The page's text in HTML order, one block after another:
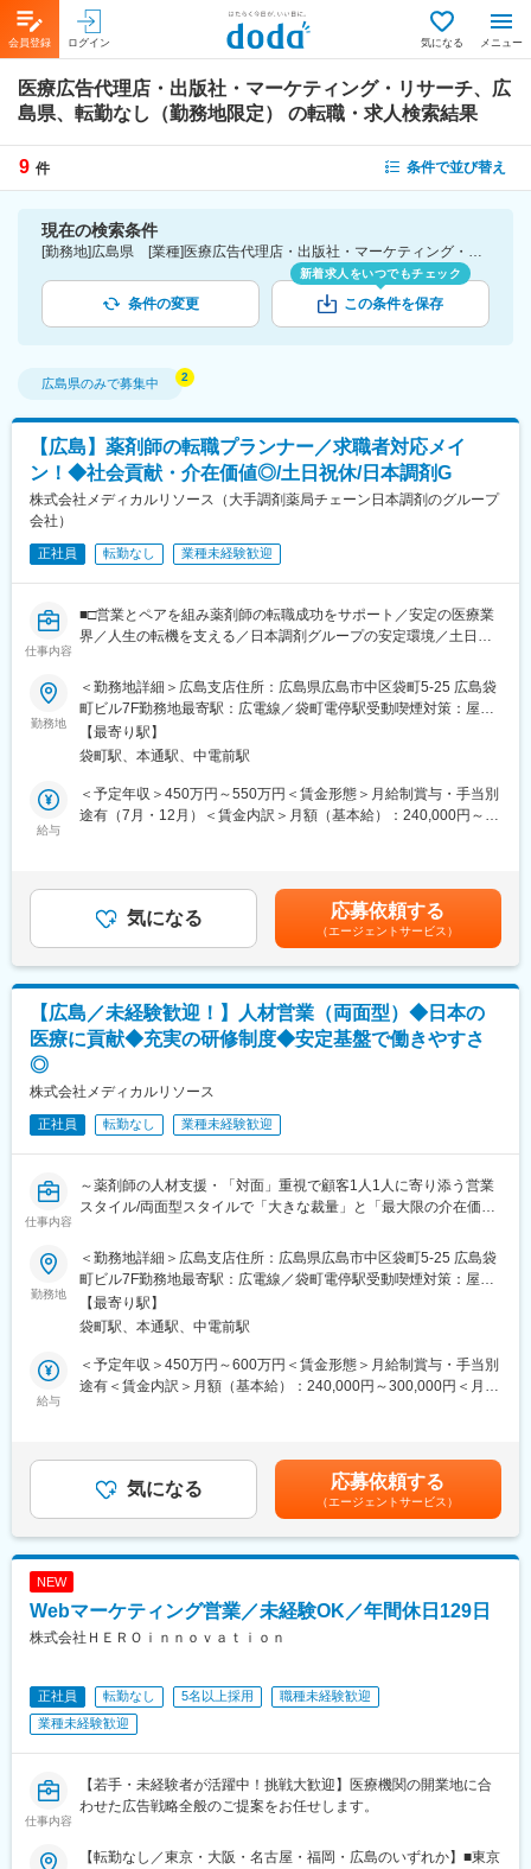
会員登録 ログイン 気になる メニュー
医療広告代理店・出版社・マーケティング・リサーチ、広
島県、転勤なし（勤務地限定）
の転職・求人検索結果
9 件 条件で並び替え
現在の検索条件
[勤務地]広島県 [業種]医療広告代理店・出版社・マーケティング・リサーチ-医薬品・医療機器・ライフサイエンス・医療系サービス [こだわり条件ピックアップ]転勤なし（勤務地限定） [詳細条件](募集・採用情報)転勤なし（勤務地限定）
条件の変更
新着求人をいつでもチェック
この条件を保存
広島県のみで募集中
【広島】薬剤師の転職プランナー／求職者対応メイ
ン！◆社会貢献・介在価値◎/土日祝休/日本調剤G
株式会社メディカルリソース（大手調剤薬局チェーン日本調剤のグループ
会社）
正社員 転勤なし 業種未経験歓迎
仕事内容
■□営業とペアを組み薬剤師の転職成功をサポート／安定の医療業
界／人生の転機を支える／日本調剤グループの安定環境／土日祝
■概要
同社は薬局大手チェーン日本調剤グループで、医療・ヘルスケア
領域の人材事業を展開しています。今回は主力事業の薬剤師事業
部でリクルーティング職(転職プランナー)の募集を行います。営業
職とペアを組み、2人3脚で薬剤師の転職を支援していくポジショ
ンです。
進めていきます。対応する求職者は月15名程で、メイン業務は
「電話での顧客折衝」です。
ペアの営業職と共通の売上予算をもち、以下業務をご担当いただ
件ヒアリング、情報提供
・求職者フォロー：求人連絡や状況確認、面接対策アドバイス、
医療機関への人材提案
※配属先の広島支店には営業6名、本ポジション4名（20～30代）
身につく！
・単なるサポートだけでなく求職者に深く関わるため、人生の転
・営業と共通の売上目標を持つため、実績次第で評価が得やすい
環境。活躍次第で高い報酬を得られます！(賞与で最高評価を得た
方もいます)
https://www.medical-res.co.jp/recruit/culture/interview03/
の成長支援にも力を入れています。
■働く環境<離職率は業界平均を大きく下回る5％！腰を据えて活
躍可>
・残業は月30時間程
・ショートワーキングデー（1日のうち8時間以下の勤務日を月2
～4回取得推奨）
・自己啓発補助費：自己啓発費用を3万円/年まで負担
変更の範囲：会社の定める業務
勤務地
＜勤務地詳細＞広島支店住所：広島県広島市中区袋町5-25 広島袋
町ビル7F勤務地最寄駅：広電線／袋町電停駅受動喫煙対策：屋内
全面禁煙変更の範囲：会社の定める事業所（リモートワーク含
む）
【最寄り駅】
袋町駅、本通駅、中電前駅
給与
＜予定年収＞450万円～550万円＜賃金形態＞月給制賞与・手当別
途有（7月・12月）＜賃金内訳＞月額（基本給）：240,000円～
上記想定年収は、残業代30Hを含んだモデルです。残業代は1分単
位で支給します賃金はあくまでも目安の金額であり、選考を通じ
て上下する可能性があります。月給(月額)は固定手当を含めた表記
です。
気になる 応募依頼する
（エージェントサービス）
【広島／未経験歓迎！】人材営業（両面型）◆日本の
医療に貢献◆充実の研修制度◆安定基盤で働きやすさ
◎
株式会社メディカルリソース
正社員 転勤なし 業種未経験歓迎
仕事内容
～薬剤師の人材支援・「対面」重視で顧客1人1人に寄り添う営業
スタイル/両面型スタイルで「大きな裁量」と「最大限の介在価
リアアップ/日本調剤G・離職率5%の安定環境で長期活躍～
■概要
調剤薬局大手 日本調剤グループで、「医療・ヘルスケア」に特化
した人材事業を展開しています。
本ポジションは、法人（薬局や病院）、個人（薬剤師）とのマッ
チングをサポートする両面型営業です。サービス開始から20年以
上の歴史を持つ、同社の事業の柱です。
(薬局・病院)の双方をサポートします。月15名程の求職者を担当
し、「お会いする姿勢」を大切に顧客1人1人に寄り添った営業活
※運転・宿泊を伴う出張が発生する場合があります
仕事です～
4名が所属。20～30代を中心とした若い組織です。
オンライン面談や事務処理を行う内勤日、担当エリアでの訪問を
行っています。
勤務地
＜勤務地詳細＞広島支店住所：広島県広島市中区袋町5-25 広島袋
町ビル7F勤務地最寄駅：広電線／袋町電停駅受動喫煙対策：屋内
全面禁煙変更の範囲：会社の定める事業所（リモートワーク含
む）
【最寄り駅】
袋町駅、本通駅、中電前駅
給与
＜予定年収＞450万円～600万円＜賃金形態＞月給制賞与・手当別
途有＜賃金内訳＞月額（基本給）：240,000円～300,000円＜月給
給)賃金はあくまでも目安の金額であり、選考を通じて上下する可
能性があります。月給(月額)は固定手当を含めた表記です。
気になる 応募依頼する
（エージェントサービス）
NEW
Webマーケティング営業／未経験OK／年間休日129日
株式会社ＨＥＲＯｉｎｎｏｖａｔｉｏｎ
正社員 転勤なし 5名以上採用
職種未経験歓迎
業種未経験歓迎
仕事内容
【若手・未経験者が活躍中！挑戦大歓迎】医療機関の開業地に合
わせた広告戦略全般のご提案をお任せします。
【転勤なし／東京・大阪・名古屋・福岡・広島のいずれか】■東京